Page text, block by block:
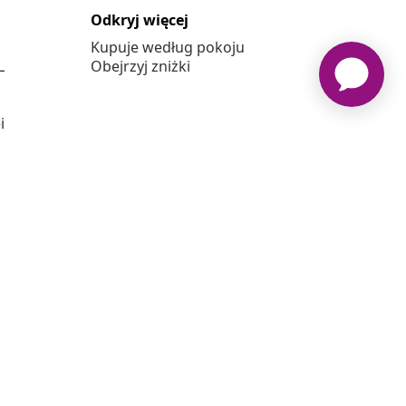
Odkryj więcej
Kupuje według pokoju
Obejrzyj zniżki